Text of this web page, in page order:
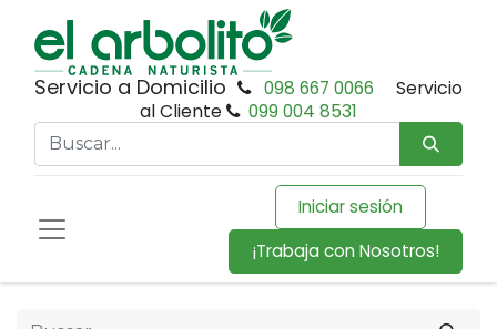
Servicio a Domicilio 098 667 0066
Servicio
al Cliente
099 004 8531
Iniciar sesión
¡Trabaja con Nosotros!